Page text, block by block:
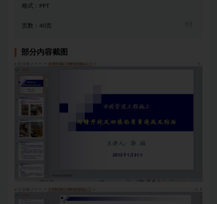
格式：PPT
页数：40页
部分内容截图